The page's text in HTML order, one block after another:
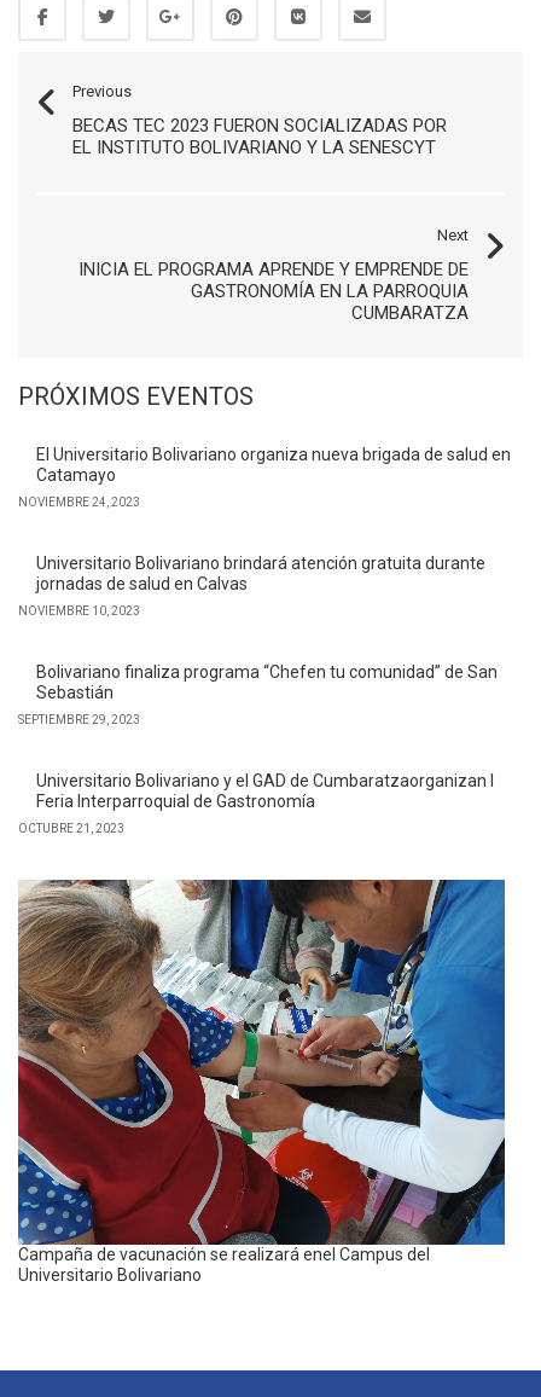
Previous
BECAS TEC 2023 FUERON SOCIALIZADAS POR
EL INSTITUTO BOLIVARIANO Y LA SENESCYT
Next
INICIA EL PROGRAMA APRENDE Y EMPRENDE DE
GASTRONOMÍA EN LA PARROQUIA
CUMBARATZA
PRÓXIMOS EVENTOS
El Universitario Bolivariano organiza nueva brigada de salud en
Catamayo
NOVIEMBRE 24, 2023
Universitario Bolivariano brindará atención gratuita durante
jornadas de salud en Calvas
NOVIEMBRE 10, 2023
Bolivariano finaliza programa “Chefen tu comunidad” de San
Sebastián
SEPTIEMBRE 29, 2023
Universitario Bolivariano y el GAD de Cumbaratzaorganizan I
Feria Interparroquial de Gastronomía
OCTUBRE 21, 2023
Campaña de vacunación se realizará enel Campus del
Universitario Bolivariano